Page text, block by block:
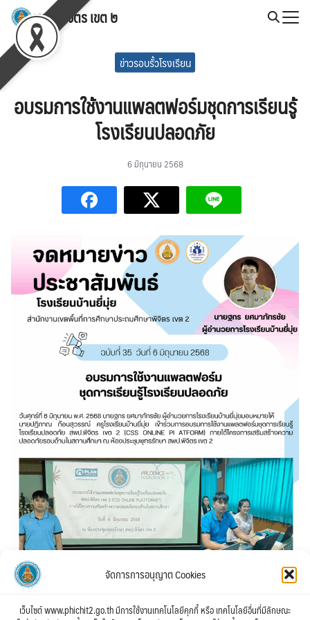
จัดการการอนุญาต Cookies
เว็บไซต์ www.phichit2.go.th มีการใช้งานเทคโนโลยีคุกกี้ หรือ เทคโนโลยีอื่นที่มีลักษณะ
Skip
content
สพป.พิจิตร เขต ๒
Search
for: ข่าวรอบรั้วโรงเรียน
อบรมการใช้งานแพลตฟอร์มชุดการเรียนรู้
โรงเรียนปลอดภัย
6 มิถุนายน 2568